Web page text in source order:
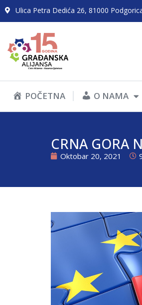
Ulica Petra Dedića 26, 81000
POČETNA O NAMA
CRNA GORA
Oktobar 20, 2021